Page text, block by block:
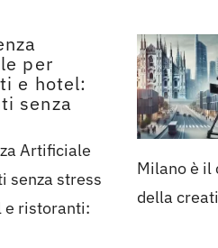
per
e hotel:
senza
Artificiale
senza stress
e ristoranti:
Milano è il
della